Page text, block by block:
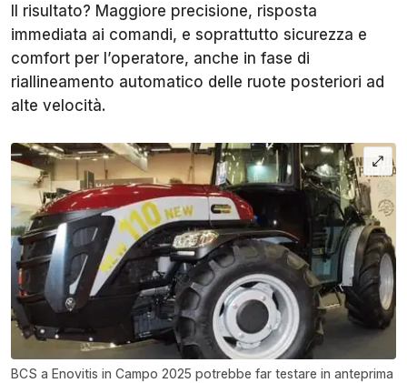
Il risultato? Maggiore precisione, risposta
immediata ai comandi, e soprattutto sicurezza e
comfort per l’operatore, anche in fase di
riallineamento automatico delle ruote posteriori ad
alte velocità.
BCS a Enovitis in Campo 2025 potrebbe far testare in anteprima